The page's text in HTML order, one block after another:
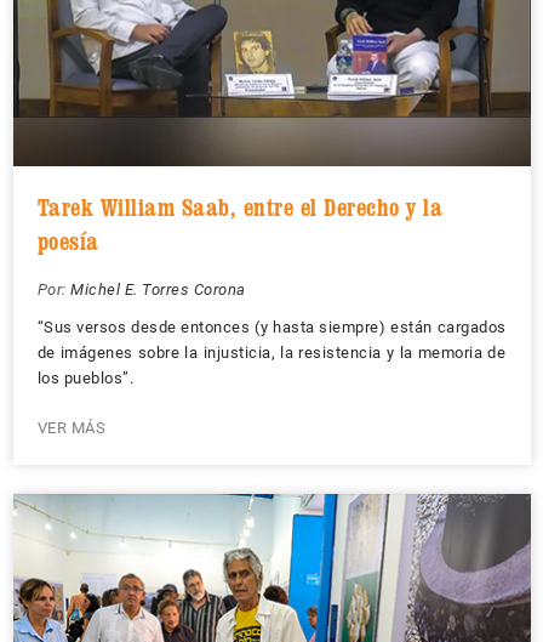
Tarek William Saab, entre el Derecho y la
poesía
Por: Michel E. Torres Corona
“Sus versos desde entonces (y hasta siempre) están cargados
de imágenes sobre la injusticia, la resistencia y la memoria de
los pueblos”.
VER MÁS